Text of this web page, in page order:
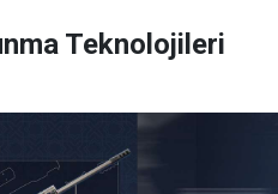
Teknolojileri